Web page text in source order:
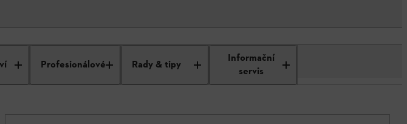
Profesionálové Rady & tipy
Informační
servis